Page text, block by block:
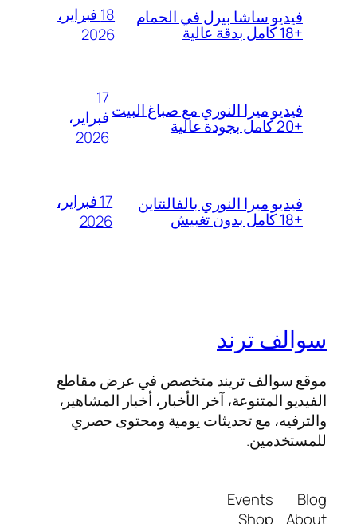
فيديو ساشا بيرل في الحمام
+18 كامل بدقة عالية
18 فبراير،
2026
فيديو ميرا النوري مع صباغ البيت
+20 كامل بجودة عالية
17
فبراير،
2026
فيديو ميرا النوري بالفالنتاين
+18 كامل بدون تغبيش
17 فبراير،
2026
سوالف ترند
موقع سوالف تريند متخصص في عرض مقاطع
الفيديو المتنوعة، آخر الأخبار، أخبار المشاهير،
والترفيه، مع تحديثات يومية ومحتوى حصري
للمستخدمين.
Blog
About
Events
Shop